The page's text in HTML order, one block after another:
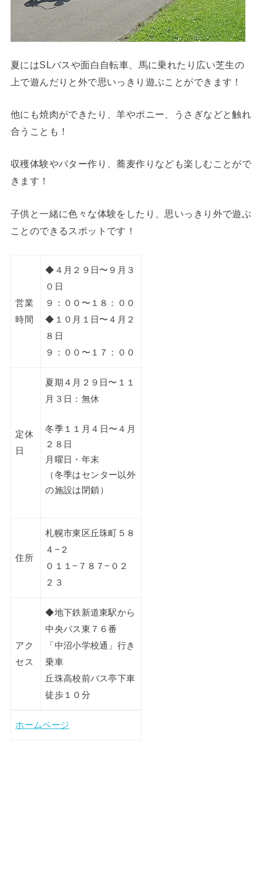
夏にはSLバスや面白自転車、馬に乗れたり広い芝生の
上で遊んだりと外で思いっきり遊ぶことができます！
他にも焼肉ができたり、羊やポニー、うさぎなどと触れ
合うことも！
収穫体験やバター作り、蕎麦作りなども楽しむことがで
きます！
子供と一緒に色々な体験をしたり、思いっきり外で遊ぶ
ことのできるスポットです！
営業
時間
◆４月２９日〜９月３
０日
９：００〜１８：００
◆１０月１日〜４月２
８日
９：００〜１７：００
定休
日
夏期４月２９日〜１１
月３日：無休
冬季１１月４日〜４月
２８日
月曜日・年末
（冬季はセンター以外
の施設は閉鎖）
住所
札幌市東区丘珠町５８
４−２
０１１−７８７−０２
２３
アク
セス
◆地下鉄新道東駅から
中央バス東７６番
「中沼小学校通」行き
乗車
丘珠高校前バス亭下車
徒歩１０分
ホームページ